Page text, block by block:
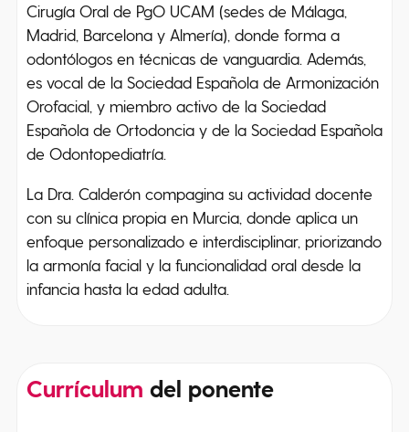
Cirugía Oral de PgO UCAM (sedes de Málaga,
Madrid, Barcelona y Almería), donde forma a
odontólogos en técnicas de vanguardia. Además,
es vocal de la Sociedad Española de Armonización
Orofacial, y miembro activo de la Sociedad
Española de Ortodoncia y de la Sociedad Española
de Odontopediatría.
La Dra. Calderón compagina su actividad docente
con su clínica propia en Murcia, donde aplica un
enfoque personalizado e interdisciplinar, priorizando
la armonía facial y la funcionalidad oral desde la
infancia hasta la edad adulta.
Currículum del ponente